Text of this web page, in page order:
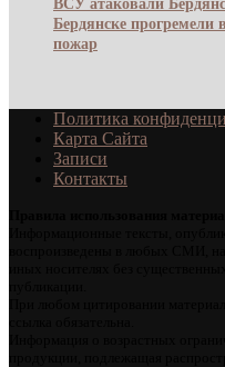
ВСУ атаковали
Бердянске прогремели
пожар
Политика
Карта Сайта
Записи
Контакты